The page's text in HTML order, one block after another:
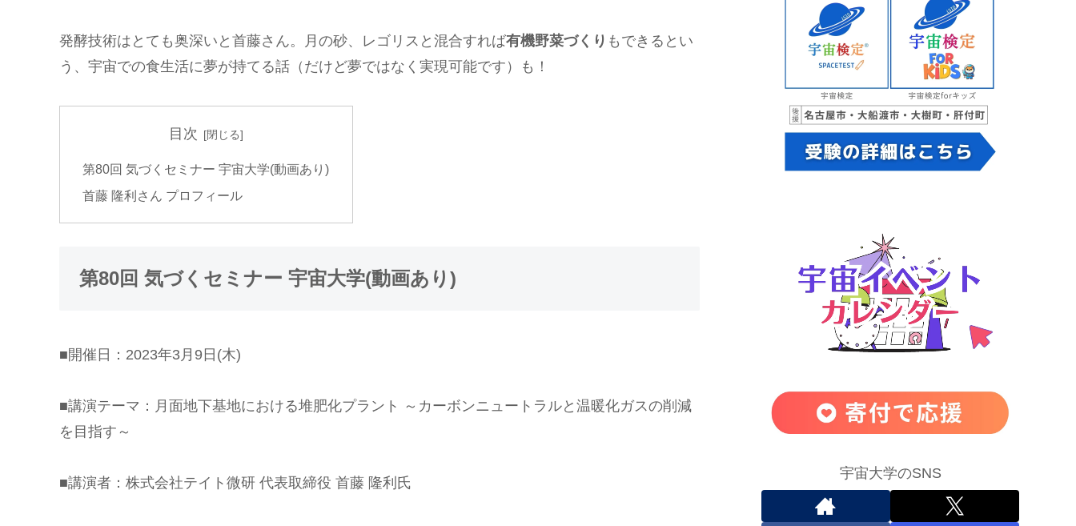
発酵技術はとても奥深いと首藤さん。月の砂、レゴリスと混合すれば有機野菜づくり もできるとい
う、宇宙での食生活に夢が持てる話（だけど夢ではなく実現可能です）も！
目次
第80回 気づくセミナー 宇宙大学(動画あり)
首藤 隆利さん プロフィール
第80回 気づくセミナー 宇宙大学(動画あり)
■開催日：2023年3月9日(木)
■講演テーマ：月面地下基地における堆肥化プラント ～カーボンニュートラルと温暖化ガスの削減
を目指す～
■講演者：株式会社テイト微研 代表取締役 首藤 隆利氏
宇宙大学のSNS